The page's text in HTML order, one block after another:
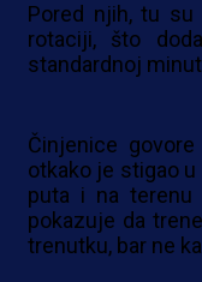
Pored njih, tu
rotaciji, što
standardnoj
Činjenice
otkako je stigao u
puta i na terenu
pokazuje da
trenutku, bar ne